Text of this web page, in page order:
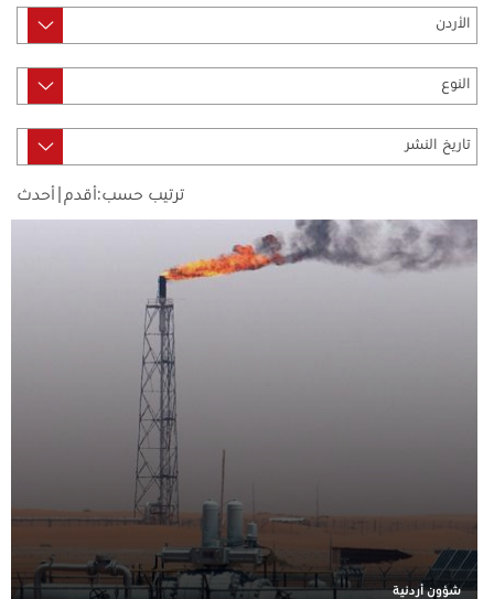
ترتيب حسب: أقدم أحدث
شؤون أردنية